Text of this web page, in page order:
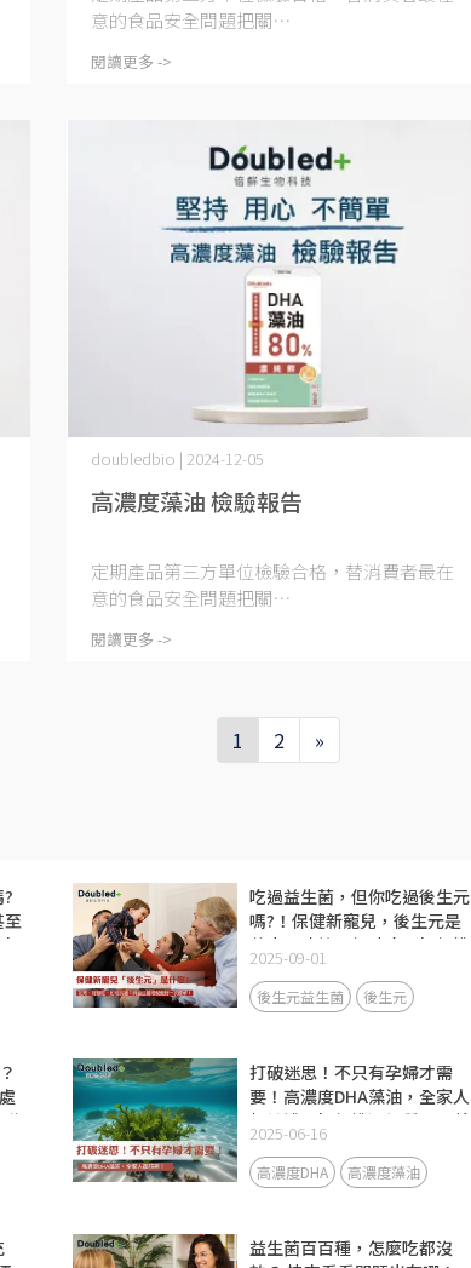
意的食品安全問題把關⋯
閱讀更多 ->
高濃度藻油 檢驗報告
doubledbio | 2024-12-05
定期產品第三方單位檢驗合格，替消費者最在
意的食品安全問題把關⋯
閱讀更多 ->
1 2 »
至
吃過益生菌，但你吃過後生元
嗎?！保健新寵兒，後生元是
什麼？功效、何時吃、如何挑
選？與益生菌搭配更好一次瞭
解！
2025-09-01
後生元益生菌 後生元
打破迷思！不只有孕婦才需
要！高濃度DHA藻油，全家人
都該補！如何挑選優質DHA藻
油？藻油功效、攝取量、什麼
時候補充一次瞭解
2025-06-16
高濃度DHA 高濃度藻油
益生菌百百種，怎麼吃都沒